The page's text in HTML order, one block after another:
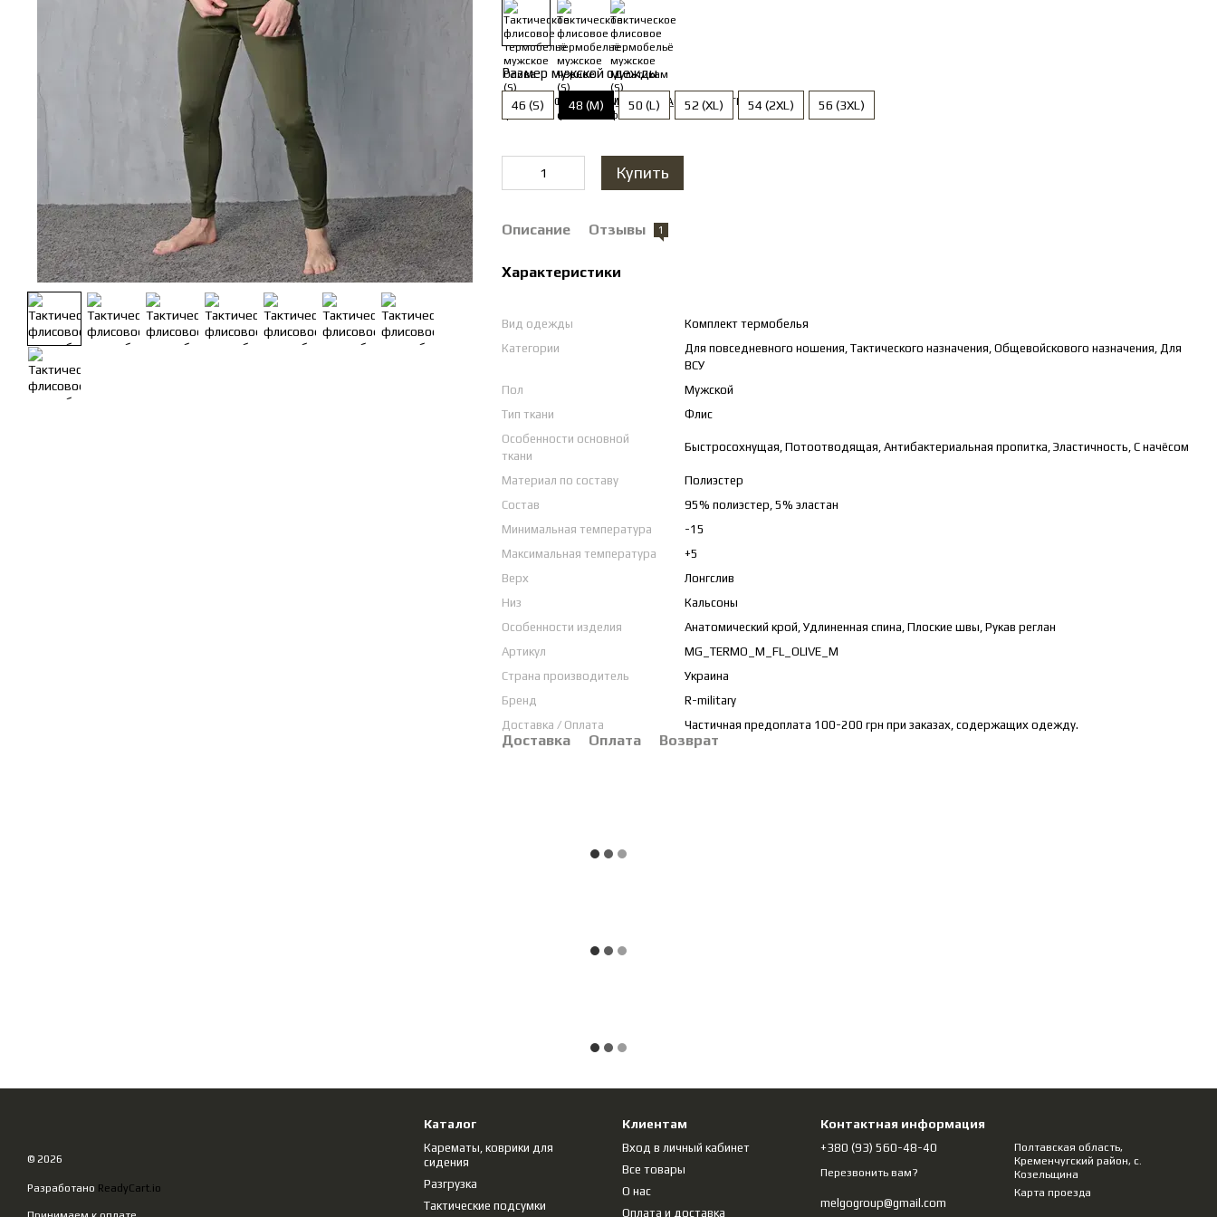
Размер мужской одежды
46 (S) 48 (M) 50 (L) 52 (XL) 54 (2XL) 56 (3XL)
Купить
Описание Отзывы 1
Характеристики
Вид одежды
Комплект термобелья
Категории
Для повседневного ношения, Тактического назначения, Общевойскового назначения, Для
ВСУ
Пол
Мужской
Тип ткани
Флис
Особенности основной
ткани
Быстросохнущая, Потоотводящая, Антибактериальная пропитка, Эластичность, С начёсом
Материал по составу
Полиэстер
Состав
95% полиэстер, 5% эластан
Минимальная температура
-15
Максимальная температура
+5
Верх
Лонгслив
Низ
Кальсоны
Особенности изделия
Анатомический крой, Удлиненная спина, Плоские швы, Рукав реглан
Артикул
MG_TERMO_M_FL_OLIVE_M
Страна производитель
Украина
Бренд
R-military
Доставка / Оплата
Частичная предоплата 100-200 грн при заказах, содержащих одежду.
Доставка Оплата Возврат
© 2026
Разработано ReadyCart.io
Каталог
Карематы, коврики для
сидения
Разгрузка
Тактические подсумки
Клиентам
Вход в личный кабинет
Все товары
О нас
Оплата и доставка
Контактная информация
+380 (93) 560-48-40
Перезвонить вам?
melgogroup@gmail.com
Полтавcкая область,
Кременчугский район, с.
Козельщина
Карта проезда